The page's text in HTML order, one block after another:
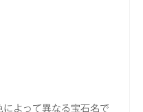
よって異なる宝石名で